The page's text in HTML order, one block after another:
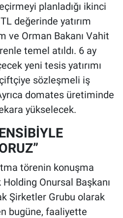
planladığı ikinci
değerinde yatırım
ve Orman Bakanı Vahit
temel atıldı. 6 ay
yeni tesis yatırımı
sözleşmeli iş
domates üretiminde
yükselecek.
törenin konuşma
Onursal Başkanı
Şirketler Grubu olarak
bugüne, faaliyette